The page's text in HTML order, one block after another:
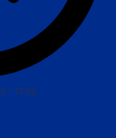
– 17:00